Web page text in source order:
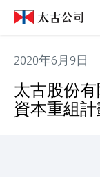
2020年6月9日
太古股份
資本重組計